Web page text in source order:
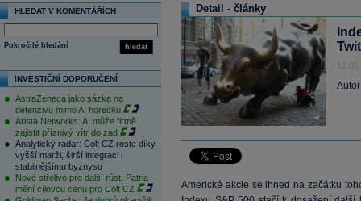
HLEDAT V KOMENTÁŘÍCH
hledat
Pokročilé hledání
INVESTIČNÍ DOPORUČENÍ
AstraZeneca jako sázka na
defenzivu mimo AI horečku
Arista Networks: AI může firmě
zajistit příznivý vítr do zad
Analytický radar: Colt CZ roste díky
vyšší marži, širší integraci i
stabilnějšímu byznysu
Nové střelivo pro další růst. Patria
mění cílovou cenu pro Colt CZ
Detail - články
Americké akcie se ihned na začátku